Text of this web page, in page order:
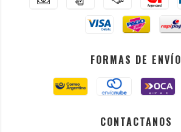
FORMAS DE ENVÍO
CONTACTANOS